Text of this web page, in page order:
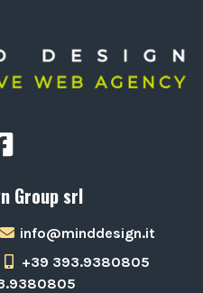
Group srl
info@minddesign.it
+39 393.9380805